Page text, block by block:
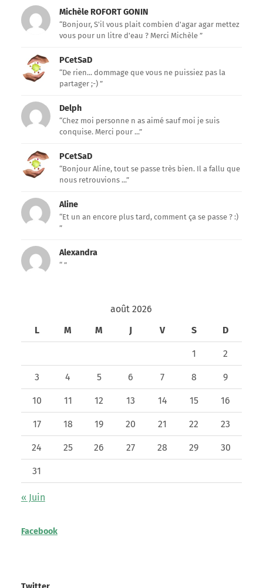
Michèle ROFORT GONIN
“Bonjour, S'il vous plait combien d'agar agar mettez
vous pour un litre d'eau ? Merci Michèle ”
PCetSaD
“De rien... dommage que vous ne puissiez pas la
partager ;-) ”
Delph
“Chez moi personne n as aimé sauf moi je suis
conquise. Merci pour ...”
PCetSaD
“Bonjour Aline, tout se passe très bien. Il a fallu que
nous retrouvions ...”
Aline
“Et un an encore plus tard, comment ça se passe ? :)
”
Alexandra
“ ”
août 2026
L
M M J V S D
1 2
3 4 5 6 7 8 9
10 11 12 13 14 15 16
17 18 19 20 21 22 23
24 25 26 27 28 29 30
31
« Juin
Facebook